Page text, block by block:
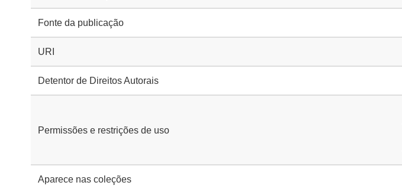
Fonte da publicação
URI
Detentor de Direitos Autorais
Permissões e restrições de uso
Aparece nas coleções